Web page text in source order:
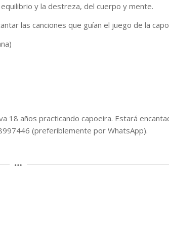
y la destreza, del cuerpo y mente.
las canciones que guían el juego de la
18 años practicando capoeira. Estará
(preferiblemente por WhatsApp).